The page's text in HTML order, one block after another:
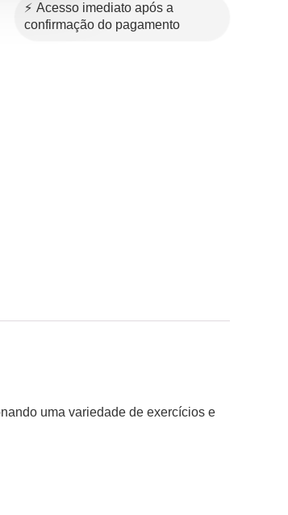
⚡ Acesso imediato após a
confirmação do pagamento
uma variedade de exercícios e